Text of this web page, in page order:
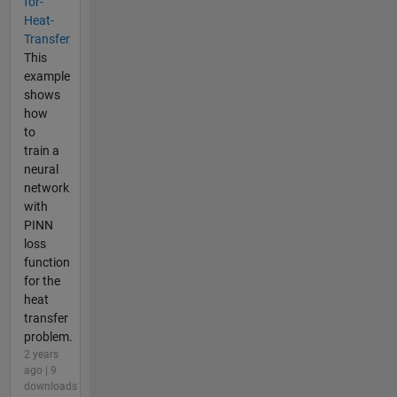
Heat-
Transfer
This
example
shows
how
to
train a
neural
network
with
PINN
loss
function
for the
heat
transfer
problem.
2 years
ago | 9
downloads